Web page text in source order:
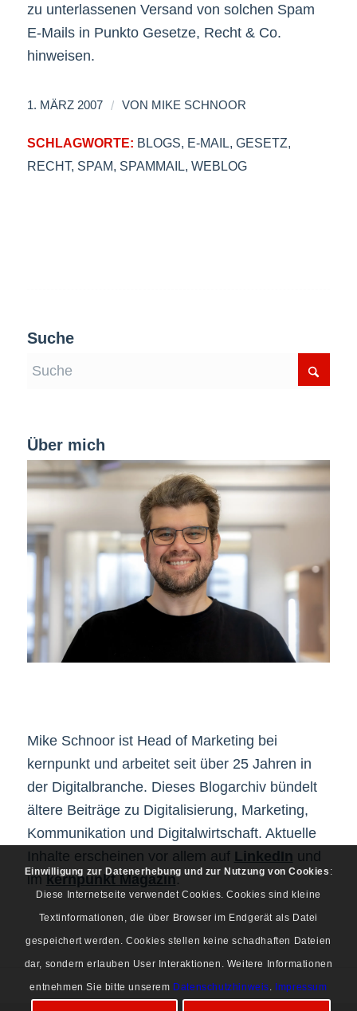
zu unterlassenen Versand von solchen Spam
E-Mails in Punkto Gesetze, Recht & Co.
hinweisen.
1. MÄRZ 2007 / VON MIKE SCHNOOR
SCHLAGWORTE: BLOGS, E-MAIL, GESETZ,
RECHT, SPAM, SPAMMAIL, WEBLOG
Suche
Über mich
Mike Schnoor ist Head of Marketing bei
kernpunkt und arbeitet seit über 25 Jahren in
der Digitalbranche. Dieses Blogarchiv bündelt
ältere Beiträge zu Digitalisierung, Marketing,
Kommunikation und Digitalwirtschaft. Aktuelle
Inhalte erscheinen vor allem auf LinkedIn und
imkernpunkt Magazin.
Einwilligung zur Datenerhebung und zur Nutzung von Cookies :
Diese Internetseite verwendet Cookies. Cookies sind kleine
Textinformationen, die über Browser im Endgerät als Datei
gespeichert werden. Cookies stellen keine schadhaften Dateien
dar, sondern erlauben User Interaktionen. Weitere Informationen
entnehmen Sie bitte unserem Datenschutzhinweis. Impressum